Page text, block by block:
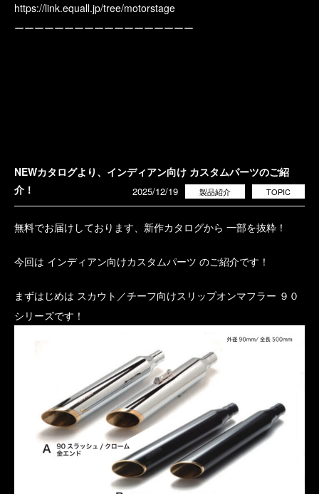
https://link.equall.jp/tree/motorstage
ーーーーーーーーーーーーーーーーーー
NEWカタログより、インディアン向け カスタムパーツのご紹
介！
TOPIC
製品紹介
2025/12/19
無料でお届けしております、新作カタログから 一部を抜粋！
今回は インディアン向けカスタムパーツ のご紹介です！
まずはじめは スカウト／チーフ向けスリップオンマフラー ９０
シリーズです！